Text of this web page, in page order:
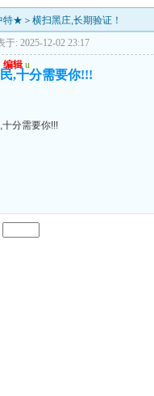
★＞横扫黑庄,长期验证！
于: 2025-12-02 23:17
编辑 u
,十分需要你!!!
十分需要你!!!